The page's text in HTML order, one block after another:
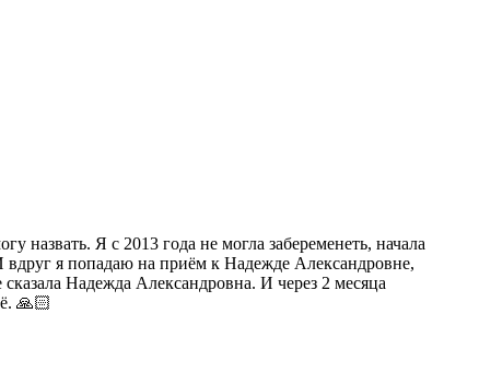
назвать. Я с 2013 года не могла забеременеть, начала
вдруг я попадаю на приём к Надежде Александровне,
Надежда Александровна. И через 2 месяца
🙏🏻